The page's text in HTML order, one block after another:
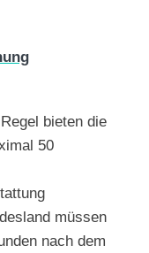
bieten die
50
müssen
nach dem